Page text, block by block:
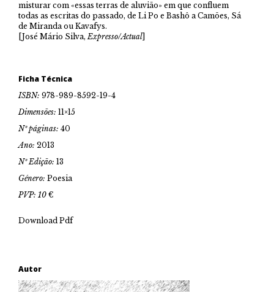
misturar com «essas terras de aluvião» em que confluem
todas as escritas do passado, de Li Po e Bashô a Camões, Sá
de Miranda ou Kavafys.
[José Mário Silva,Expresso/Actual
Ficha Técnica
ISBN: 978-989-8592-19-4
Dimensões: 11×15
Nº páginas: 40
Ano: 2013
Nº Edição: 13
Género: Poesia
PVP: 10 €
Download Pdf
Autor